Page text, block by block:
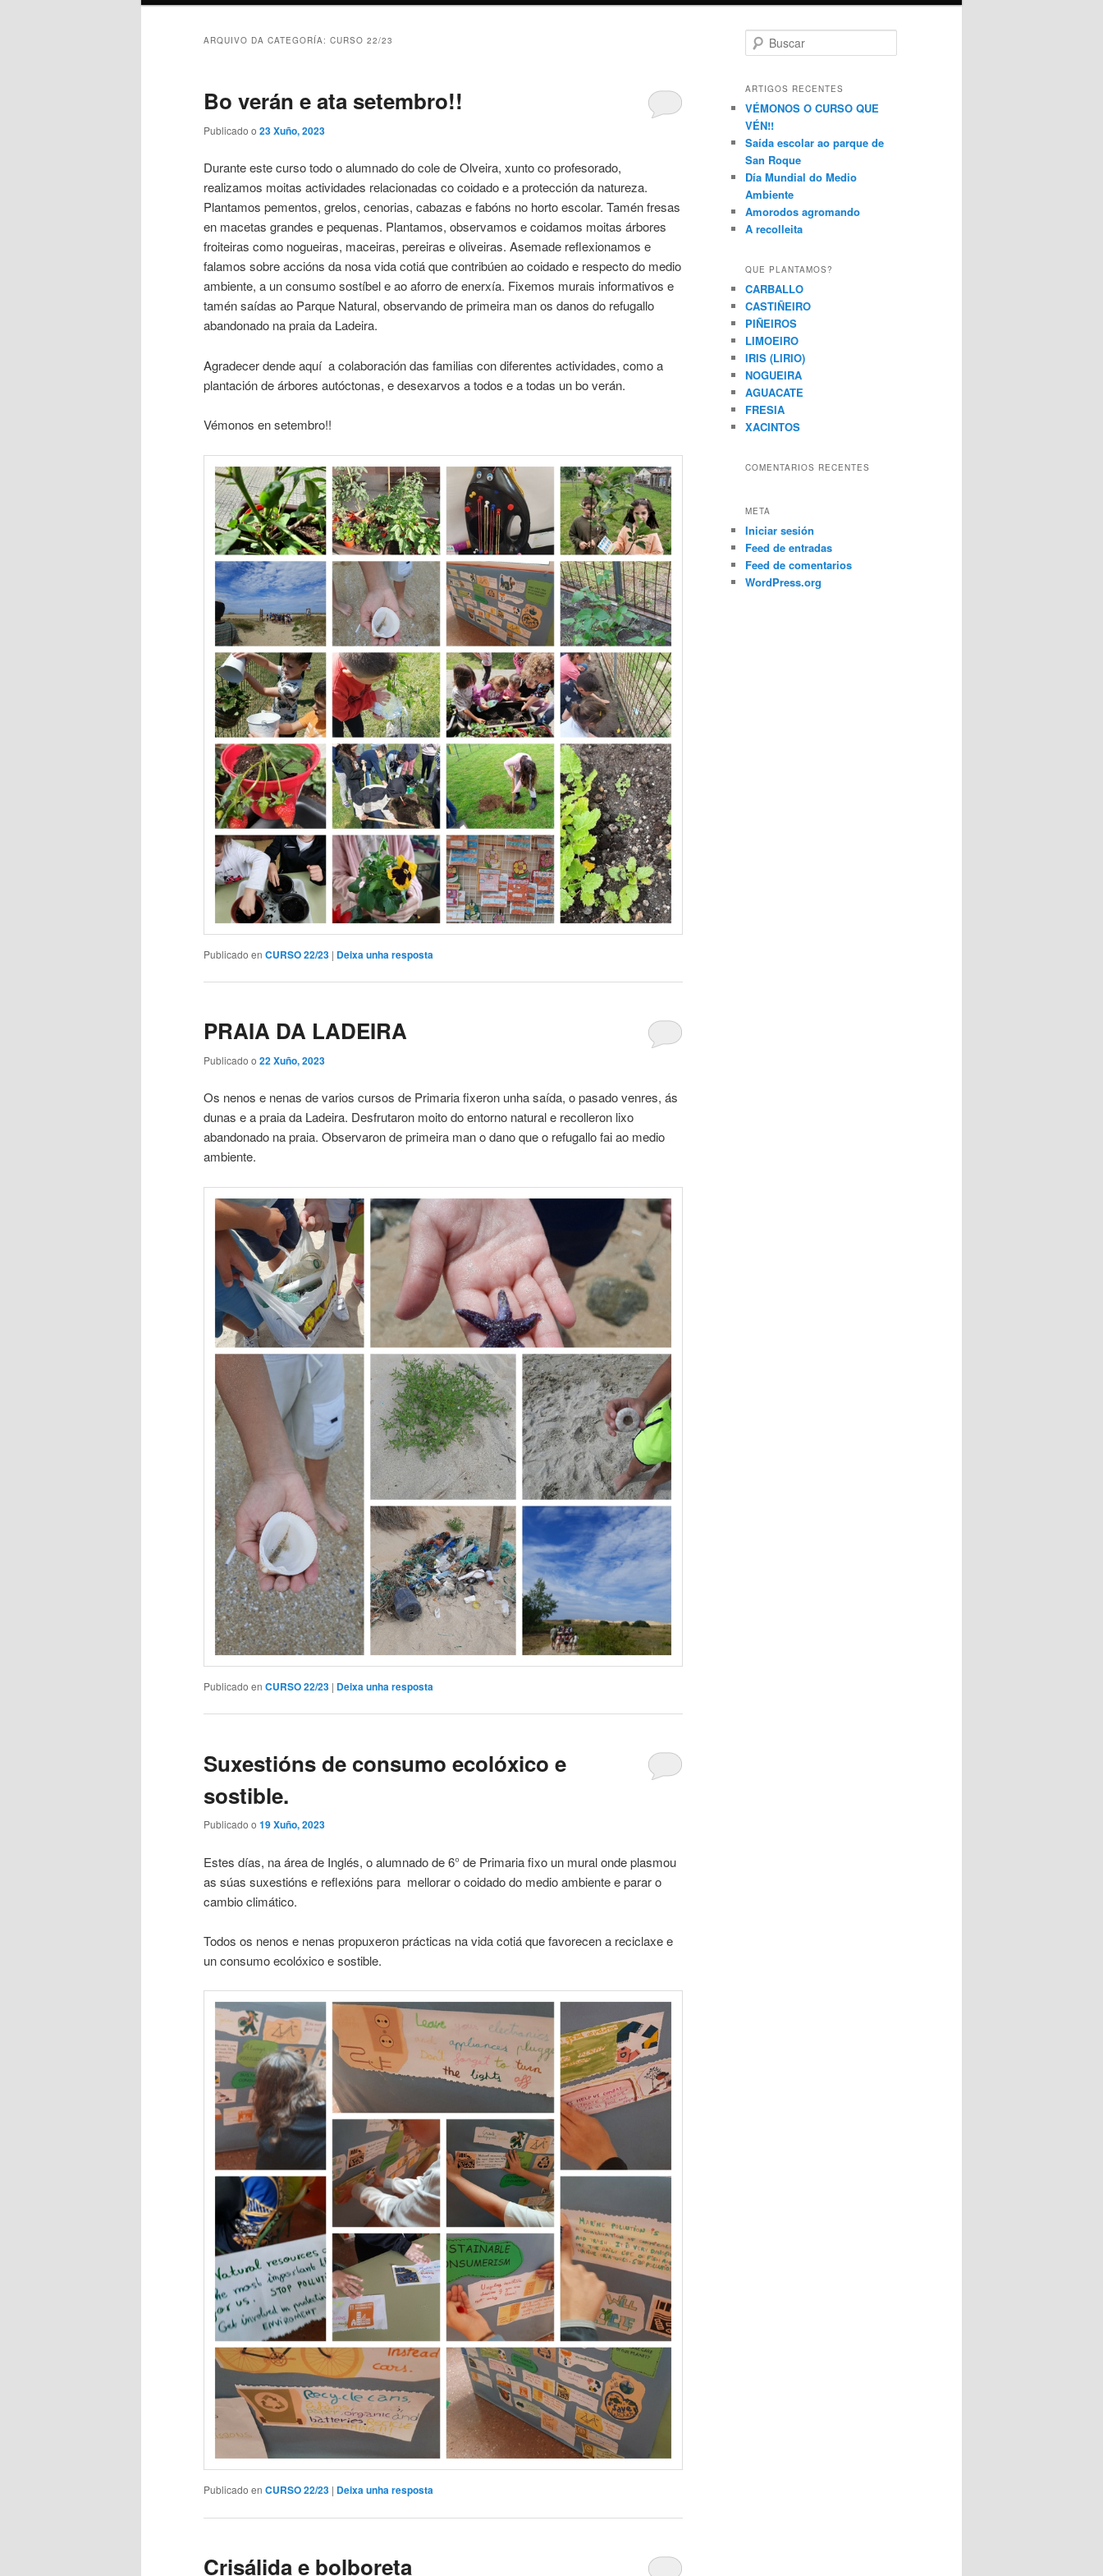
ARQUIVO DA CATEGORÍA: CURSO 22/23
Bo verán e ata setembro!!
Publicado o 23 Xuño, 2023
Durante este curso todo o alumnado do cole de Olveira, xunto co profesorado,
realizamos moitas actividades relacionadas co coidado e a protección da natureza.
Plantamos pementos, grelos, cenorias, cabazas e fabóns no horto escolar. Tamén fresas
en macetas grandes e pequenas. Plantamos, observamos e coidamos moitas árbores
froiteiras como nogueiras, maceiras, pereiras e oliveiras. Asemade reflexionamos e
falamos sobre accións da nosa vida cotiá que contribúen ao coidado e respecto do medio
ambiente, a un consumo sostíbel e ao aforro de enerxía. Fixemos murais informativos e
tamén saídas ao Parque Natural, observando de primeira man os danos do refugallo
abandonado na praia da Ladeira.
Agradecer dende aquí a colaboración das familias con diferentes actividades, como a
plantación de árbores autóctonas, e desexarvos a todos e a todas un bo verán.
Vémonos en setembro!!
Publicado en CURSO 22/23 | Deixa unha resposta
PRAIA DA LADEIRA
Publicado o 22 Xuño, 2023
Os nenos e nenas de varios cursos de Primaria fixeron unha saída, o pasado venres, ás
dunas e a praia da Ladeira. Desfrutaron moito do entorno natural e recolleron lixo
abandonado na praia. Observaron de primeira man o dano que o refugallo fai ao medio
ambiente.
Publicado en CURSO 22/23 | Deixa unha resposta
Suxestións de consumo ecolóxico e
sostible.
Publicado o 19 Xuño, 2023
Estes días, na área de Inglés, o alumnado de 6° de Primaria fixo un mural onde plasmou
as súas suxestións e reflexións para mellorar o coidado do medio ambiente e parar o
cambio climático.
Todos os nenos e nenas propuxeron prácticas na vida cotiá que favorecen a reciclaxe e
un consumo ecolóxico e sostible.
Publicado en CURSO 22/23 | Deixa unha resposta
Crisálida e bolboreta
u
c
r
ARTIGOS RECENTES
VÉMONOS O CURSO QUE
VÉN!!
Saída escolar ao parque de
San Roque
Día Mundial do Medio
Ambiente
Amorodos agromando
A recolleita
QUE PLANTAMOS?
CARBALLO
CASTIÑEIRO
PIÑEIROS
LIMOEIRO
IRIS (LIRIO)
NOGUEIRA
AGUACATE
FRESIA
XACINTOS
COMENTARIOS RECENTES
META
Iniciar sesión
Feed de entradas
Feed de comentarios
WordPress.org